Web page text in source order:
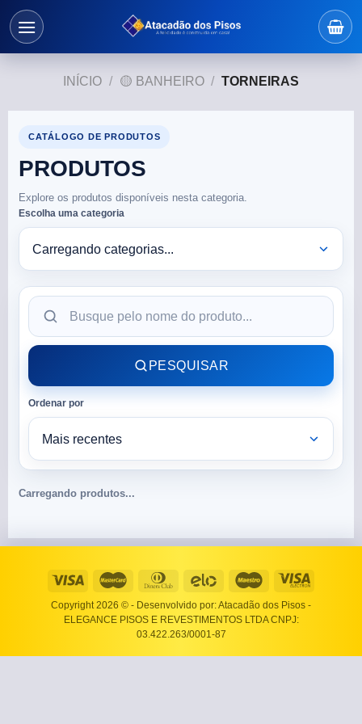
INÍCIO / 🟡 BANHEIRO / TORNEIRAS
CATÁLOGO DE PRODUTOS
PRODUTOS
Explore os produtos disponíveis nesta categoria.
Escolha uma categoria
PESQUISAR
Ordenar por
Carregando produtos...
Copyright 2026 © - Desenvolvido por: Atacadão dos Pisos -
ELEGANCE PISOS E REVESTIMENTOS LTDA CNPJ:
03.422.263/0001-87